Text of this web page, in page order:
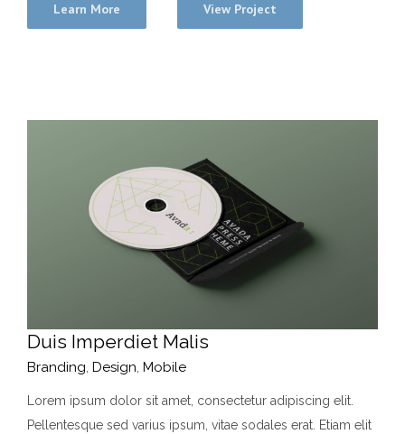
Learn More View Project
Duis Imperdiet Malis
Branding, Design, Mobile
Lorem ipsum dolor sit amet, consectetur adipiscing elit.
Pellentesque sed varius ipsum, vitae sodales erat. Etiam elit